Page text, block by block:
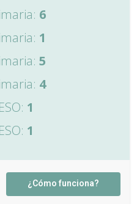
6
1
5
4
1
1
¿Cómo funciona?